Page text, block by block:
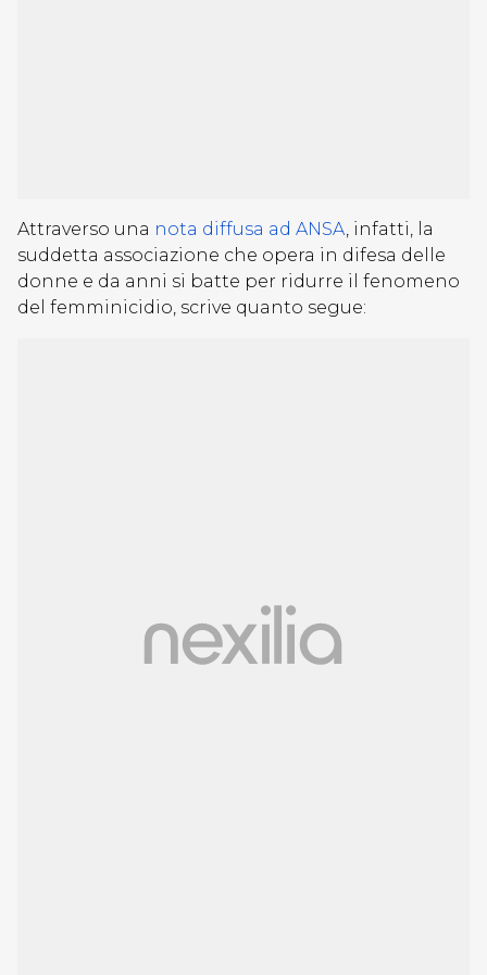
Attraverso una nota diffusa ad ANSA, infatti, la
suddetta associazione che opera in difesa delle
donne e da anni si batte per ridurre il fenomeno
del femminicidio, scrive quanto segue: